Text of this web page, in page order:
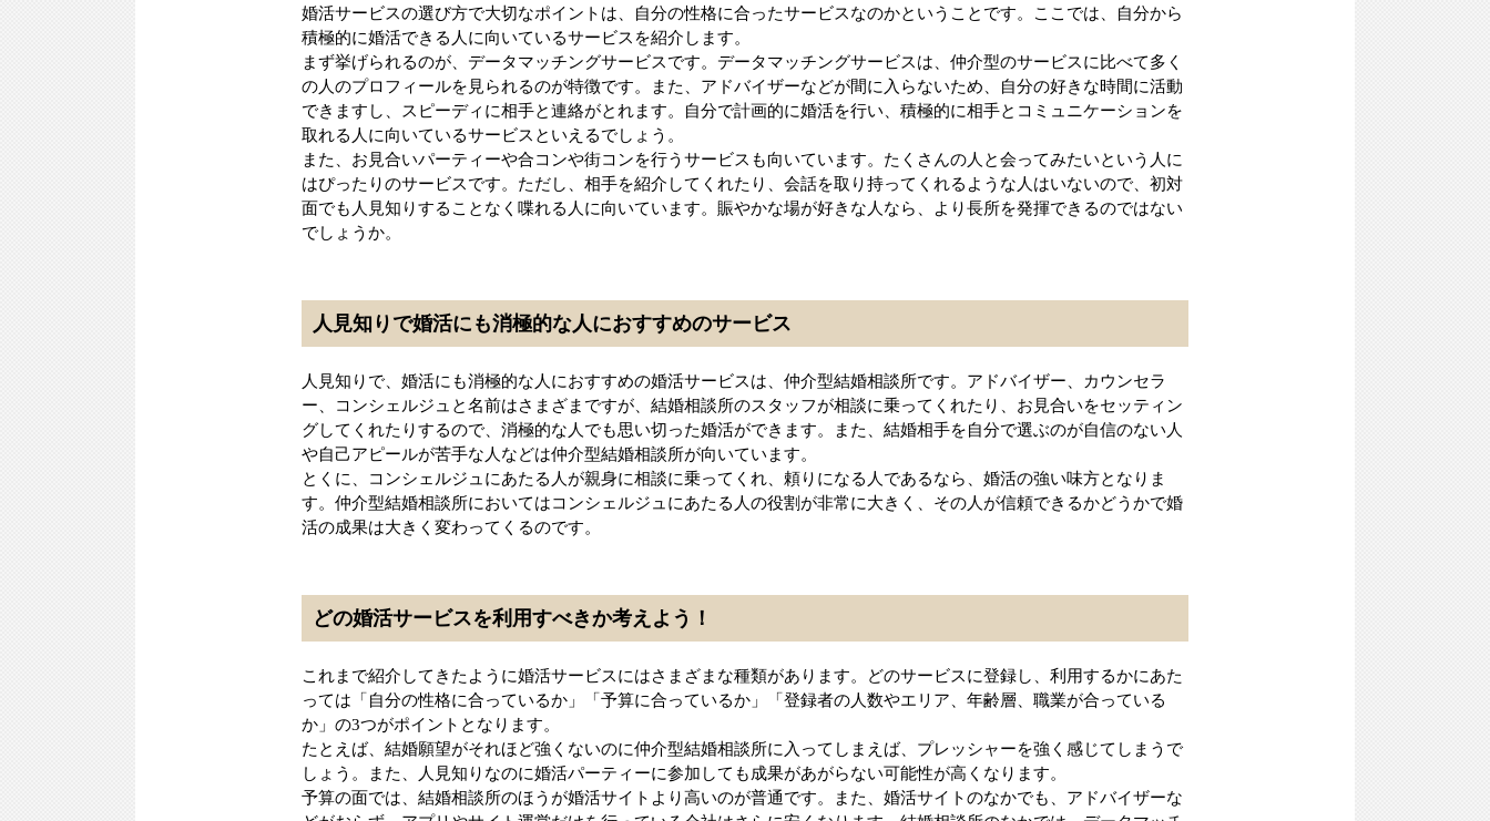
婚活サービスの選び方で大切なポイントは、自分の性格に合ったサービスなのかということです。ここでは、自分から
積極的に婚活できる人に向いているサービスを紹介します。
まず挙げられるのが、データマッチングサービスです。データマッチングサービスは、仲介型のサービスに比べて多く
の人のプロフィールを見られるのが特徴です。また、アドバイザーなどが間に入らないため、自分の好きな時間に活動
できますし、スピーディに相手と連絡がとれます。自分で計画的に婚活を行い、積極的に相手とコミュニケーションを
取れる人に向いているサービスといえるでしょう。
また、お見合いパーティーや合コンや街コンを行うサービスも向いています。たくさんの人と会ってみたいという人に
はぴったりのサービスです。ただし、相手を紹介してくれたり、会話を取り持ってくれるような人はいないので、初対
面でも人見知りすることなく喋れる人に向いています。賑やかな場が好きな人なら、より長所を発揮できるのではない
でしょうか。
人見知りで婚活にも消極的な人におすすめのサービス
人見知りで、婚活にも消極的な人におすすめの婚活サービスは、仲介型結婚相談所です。アドバイザー、カウンセラ
ー、コンシェルジュと名前はさまざまですが、結婚相談所のスタッフが相談に乗ってくれたり、お見合いをセッティン
グしてくれたりするので、消極的な人でも思い切った婚活ができます。また、結婚相手を自分で選ぶのが自信のない人
や自己アピールが苦手な人などは仲介型結婚相談所が向いています。
とくに、コンシェルジュにあたる人が親身に相談に乗ってくれ、頼りになる人であるなら、婚活の強い味方となりま
す。仲介型結婚相談所においてはコンシェルジュにあたる人の役割が非常に大きく、その人が信頼できるかどうかで婚
活の成果は大きく変わってくるのです。
どの婚活サービスを利用すべきか考えよう！
これまで紹介してきたように婚活サービスにはさまざまな種類があります。どのサービスに登録し、利用するかにあた
っては「自分の性格に合っているか」「予算に合っているか」「登録者の人数やエリア、年齢層、職業が合っている
か」の3つがポイントとなります。
たとえば、結婚願望がそれほど強くないのに仲介型結婚相談所に入ってしまえば、プレッシャーを強く感じてしまうで
しょう。また、人見知りなのに婚活パーティーに参加しても成果があがらない可能性が高くなります。
予算の面では、結婚相談所のほうが婚活サイトより高いのが普通です。また、婚活サイトのなかでも、アドバイザーな